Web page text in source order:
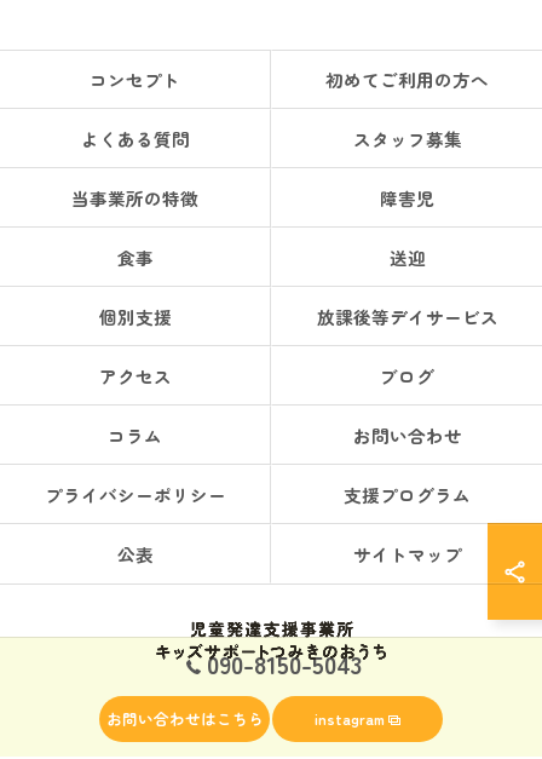
090-8150-5043
お問い合わせはこちら instagram
コンセプト 初めてご利用の方へ
よくある質問 スタッフ募集
当事業所の特徴 障害児
食事 送迎
個別支援 放課後等デイサービス
アクセス ブログ
コラム お問い合わせ
プライバシーポリシー 支援プログラム
公表 サイトマップ
© 2026 鹿児島県薩摩川内市の児童発達支援なら児童発達支援事業所 キッズサポー
トつみきのおうち ALL RIGHTS RESERVED.